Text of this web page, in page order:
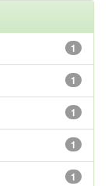
1
1
1
1
1